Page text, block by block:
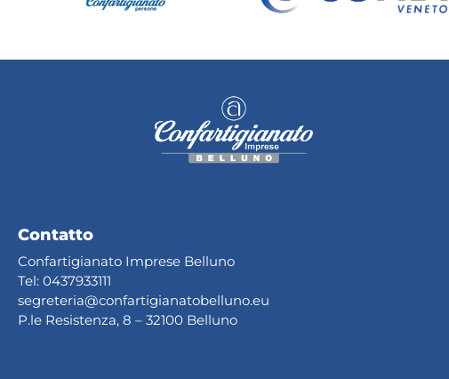
Contatto
Confartigianato Imprese Belluno
Tel: 0437933111
segreteria@confartigianatobelluno.eu
P.le Resistenza, 8 – 32100 Belluno